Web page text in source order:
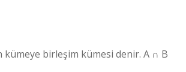
birleşim kümesi denir. A ∩ B